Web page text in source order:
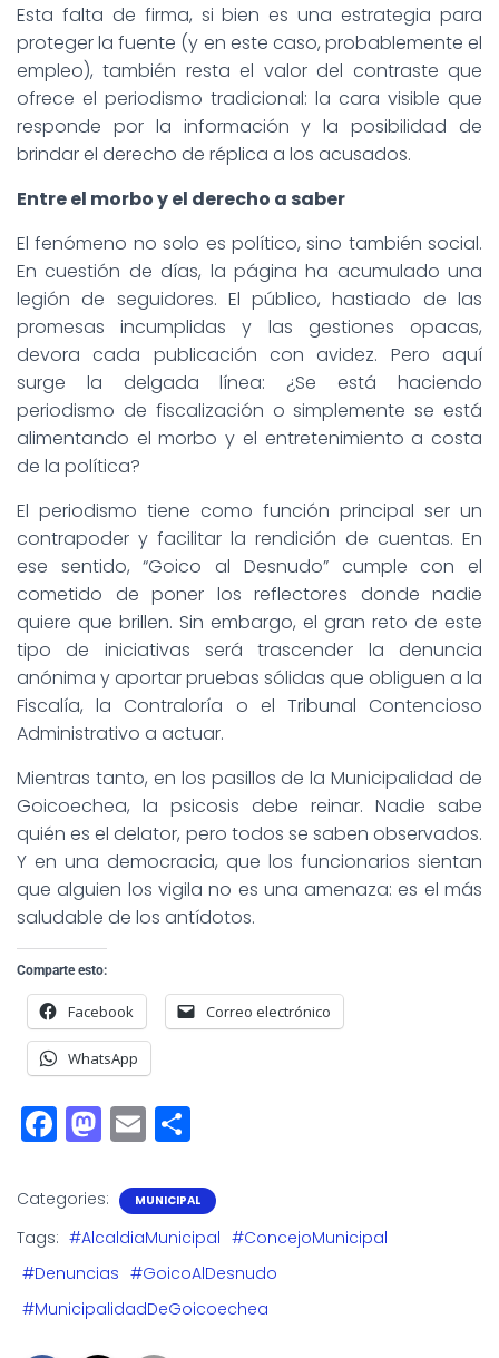
Esta falta de firma, si bien es una estrategia para
proteger la fuente (y en este caso, probablemente el
empleo), también resta el valor del contraste que
ofrece el periodismo tradicional: la cara visible que
responde por la información y la posibilidad de
brindar el derecho de réplica a los acusados.
Entre el morbo y el derecho a saber
El fenómeno no solo es político, sino también social.
En cuestión de días, la página ha acumulado una
legión de seguidores. El público, hastiado de las
promesas incumplidas y las gestiones opacas,
devora cada publicación con avidez. Pero aquí
surge la delgada línea: ¿Se está haciendo
periodismo de fiscalización o simplemente se está
alimentando el morbo y el entretenimiento a costa
de la política?
El periodismo tiene como función principal ser un
contrapoder y facilitar la rendición de cuentas. En
ese sentido, “Goico al Desnudo” cumple con el
cometido de poner los reflectores donde nadie
quiere que brillen. Sin embargo, el gran reto de este
tipo de iniciativas será trascender la denuncia
anónima y aportar pruebas sólidas que obliguen a la
Fiscalía, la Contraloría o el Tribunal Contencioso
Administrativo a actuar.
Mientras tanto, en los pasillos de la Municipalidad de
Goicoechea, la psicosis debe reinar. Nadie sabe
quién es el delator, pero todos se saben observados.
Y en una democracia, que los funcionarios sientan
que alguien los vigila no es una amenaza: es el más
saludable de los antídotos.
Comparte esto:
Facebook Correo electrónico
WhatsApp
F
a
c
e
b
o
M
a
st
o
d
o
E
m
ai
l
a
r
e
Categories: MUNICIPAL
Tags: #AlcaldiaMunicipal #ConcejoMunicipal
#Denuncias #GoicoAlDesnudo
#MunicipalidadDeGoicoechea